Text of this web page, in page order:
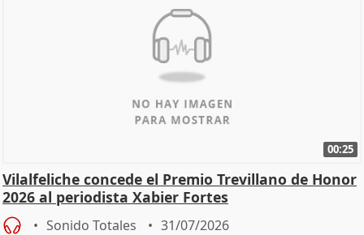
00:25
Vilalfeliche concede el Premio Trevillano de Honor
2026 al periodista Xabier Fortes
Sonido Totales 31/07/2026